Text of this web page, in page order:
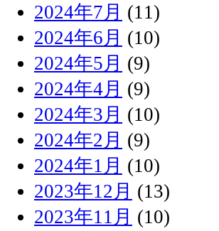
2024年7月 (11)
2024年6月 (10)
2024年5月 (9)
2024年4月 (9)
2024年3月 (10)
2024年2月 (9)
2024年1月 (10)
2023年12月 (13)
2023年11月 (10)